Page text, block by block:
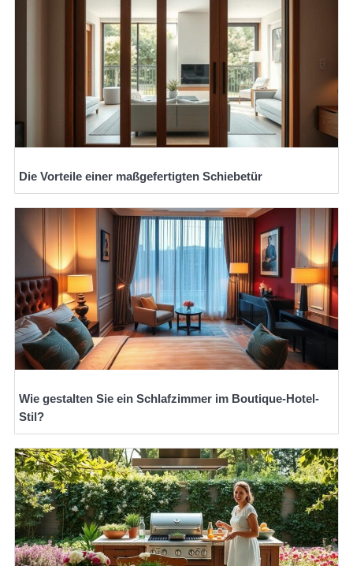
Die Vorteile einer maßgefertigten Schiebetür
Wie gestalten Sie ein Schlafzimmer im Boutique-Hotel-
Stil?